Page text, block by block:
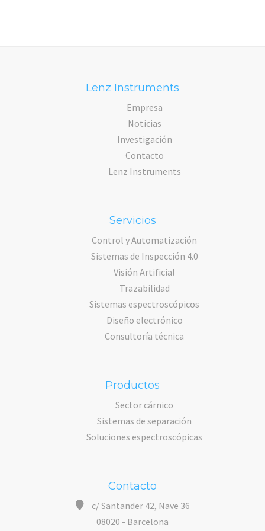
Lenz Instruments
Empresa
Noticias
Investigación
Contacto
Lenz Instruments
Servicios
Control y Automatización
Sistemas de Inspección 4.0
Visión Artificial
Trazabilidad
Sistemas espectroscópicos
Diseño electrónico
Consultoría técnica
Productos
Sector cárnico
Sistemas de separación
Soluciones espectroscópicas
Contacto
c/ Santander 42, Nave 36
08020 - Barcelona